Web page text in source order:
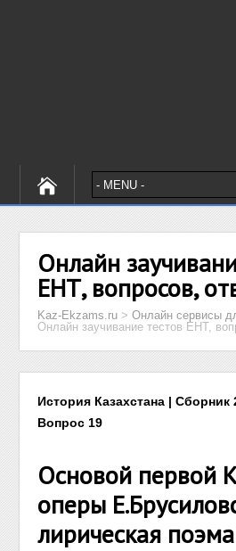
Онлайн
ЕНТ, вопросов,
Kaz-Ekzams.ru >Онлайн сервисы
Онлайн заучивание тестов ЕНТ,
История Казахстана | Сборник
Вопрос 19
Основой первой
оперы
лирическая